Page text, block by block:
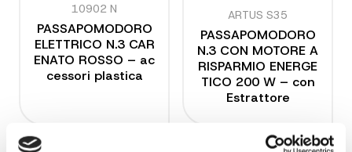
10902 N
PASSAPOMODORO
ELETTRICO N.3 CAR
ENATO ROSSO – ac
cessori plastica
ARTUS S35
PASSAPOMODORO
N.3 CON MOTORE A
RISPARMIO ENERGE
TICO 200 W – con
Estrattore